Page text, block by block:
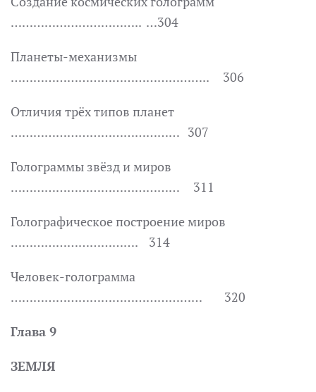
…………………………….. …304
Планеты-механизмы
…………………………………………….. 306
Отличия трёх типов планет
……………………………………… 307
Голограммы звёзд и миров
……………………………………… 311
Голографическое построение миров
……………………………. 314
Человек-голограмма
…………………………………………… 320
Глава 9
ЗЕМЛЯ